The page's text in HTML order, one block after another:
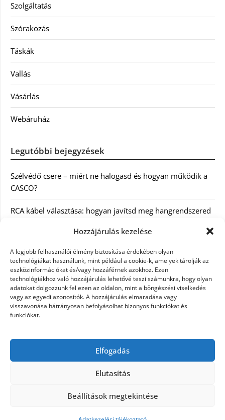
Hozzájárulás kezelése
A legjobb felhasználói élmény biztosítása érdekében olyan
technológiákat használunk, mint például a cookie-k, amelyek tárolják az
eszközinformációkat és/vagy hozzáférnek azokhoz. Ezen
technológiákhoz való hozzájárulás lehetővé teszi számunkra, hogy olyan
adatokat dolgozzunk fel ezen az oldalon, mint a böngészési viselkedés
vagy az egyedi azonosítók. A hozzájárulás elmaradása vagy
visszavonása hátrányosan befolyásolhat bizonyos funkciókat és
funkciókat.
Elfogadás
Elutasítás
Beállítások megtekintése
Szolgáltatás
Szórakozás
Táskák
Vallás
Vásárlás
Webáruház
Legutóbbi bejegyzések
Szélvédő csere – miért ne halogasd és hogyan működik a
CASCO?
RCA kábel választása: hogyan javítsd meg hangrendszered
Magyarországon: milyen jogi szabályozásra kell figyelni?
Akciós külföldi nyaralás 2026-ban előfoglalással: mit
ellenőrizz az ár mellett?
A Kassai Irodaház modern munkakörnyezetet biztosít
Theme